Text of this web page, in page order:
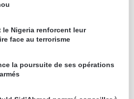
Nigeria renforcent leur
face au terrorisme
la poursuite de ses opérations